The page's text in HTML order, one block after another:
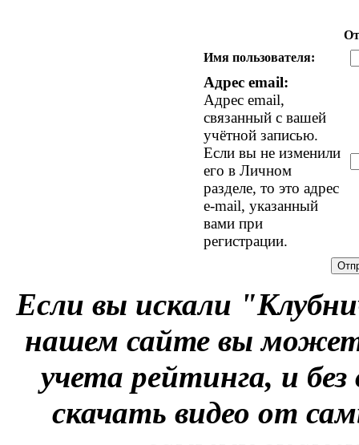
Имя пользователя:
Адрес email:
Адрес email,
связанный с вашей
учётной записью.
Если вы не изменили
его в Личном
разделе, то это адрес
e-mail, указанный
вами при
регистрации.
Если вы искали
нашем сайте вы
учета рейтинга, и
скачать видео от